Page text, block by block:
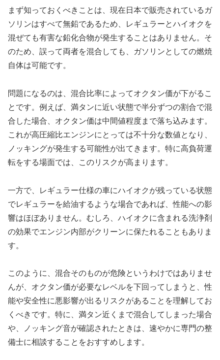
まず知っておくべきことは、現在日本で販売されているガ
ソリンはすべて無鉛であるため、レギュラーとハイオクを
混ぜても有害な鉛化合物が発生することはありません。そ
のため、誤って両者を混合しても、ガソリンとしての燃焼
自体は可能です。
問題になるのは、混合比率によってオクタン価が下がるこ
とです。例えば、満タンに近い状態で半分ずつの割合で混
合した場合、オクタン価は中間値程度まで落ち込みます。
これが高圧縮比エンジンにとっては不十分な数値となり、
ノッキングが発生する可能性が出てきます。特に高負荷運
転をする場面では、このリスクが高まります。
一方で、レギュラー仕様の車にハイオクが残っている状態
でレギュラーを給油するような場合であれば、性能への影
響はほぼありません。むしろ、ハイオクに含まれる洗浄剤
の効果でエンジン内部がクリーンに保たれることもありま
す。
このように、混合そのものが危険というわけではありませ
んが、オクタン価が必要なレベルを下回ってしまうと、性
能や安全性に悪影響が出るリスクがあることを理解してお
くべきです。特に、満タン近くまで混合してしまった場合
や、ノッキング音が確認されたときは、速やかに専門の整
備士に相談することをおすすめします。